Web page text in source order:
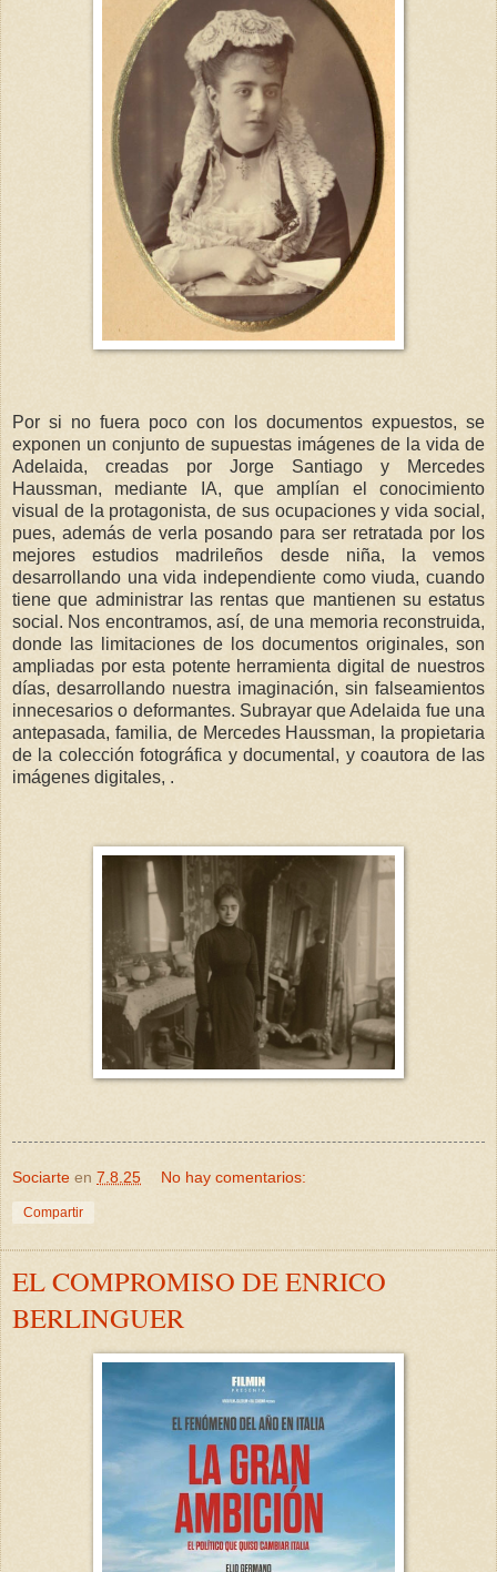
Por si no fuera poco con los documentos expuestos, se
exponen un conjunto de supuestas imágenes de la vida de
Adelaida, creadas por Jorge Santiago y Mercedes
Haussman, mediante IA, que amplían el conocimiento
visual de la protagonista, de sus ocupaciones y vida social,
pues, además de verla posando para ser retratada por los
mejores estudios madrileños desde niña, la vemos
desarrollando una vida independiente como viuda, cuando
tiene que administrar las rentas que mantienen su estatus
social. Nos encontramos, así, de una memoria reconstruida,
donde las limitaciones de los documentos originales, son
ampliadas por esta potente herramienta digital de nuestros
días, desarrollando nuestra imaginación, sin falseamientos
innecesarios o deformantes. Subrayar que Adelaida fue una
antepasada, familia, de Mercedes Haussman, la propietaria
de la colección fotográfica y documental, y coautora de las
imágenes digitales, .
Sociarte en 7.8.25 No hay comentarios:
Compartir
EL COMPROMISO DE ENRICO
BERLINGUER